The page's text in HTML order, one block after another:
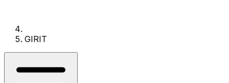
GIRIT